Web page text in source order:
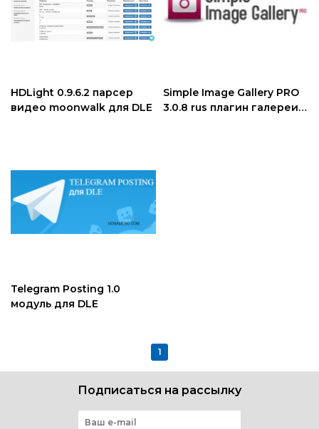
HDLight 0.9.6.2 парсер
видео moonwalk для DLE
Simple Image Gallery PRO
3.0.8 rus плагин галереи
Telegram Posting 1.0
модуль для DLE
1
Подписаться на рассылку